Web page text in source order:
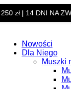
zł | 14 DNI NA
Nowości
Dla Niego
Muszki